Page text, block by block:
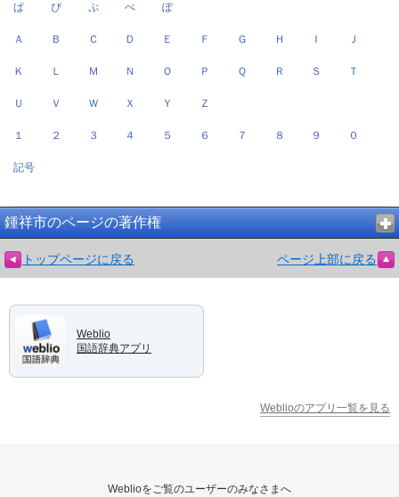
ぱ ぴ ぷ ぺ ぽ
Ａ Ｂ Ｃ Ｄ Ｅ Ｆ Ｇ Ｈ Ｉ Ｊ
Ｋ Ｌ Ｍ Ｎ Ｏ Ｐ Ｑ Ｒ Ｓ Ｔ
Ｕ Ｖ Ｗ Ｘ Ｙ Ｚ
１ ２ ３ ４ ５ ６ ７ ８ ９ ０
記号
鍾祥市のページの著作権
トップページに戻る ページ上部に戻る
Weblio
国語辞典アプリ
Weblioのアプリ一覧を見る
Weblioをご覧のユーザーのみなさまへ